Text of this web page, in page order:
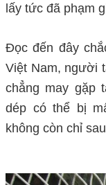
lấy tức đã phạm
Đọc đến đây
Việt Nam, người
chẳng may gặp
dép có thể bị
không còn chỉ